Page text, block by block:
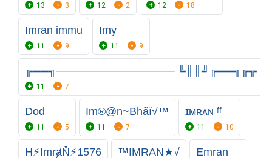
13 3 12 2 12 18
Imran immu
11 9
Imy
11 9
╔══╗─────────────── ╚║║╝╔══╗╔╦
11 7
Dod
11 5
Im®@n~Bhãï√™
11 7
ɪᴍʀᴀɴ ᶠᶠ
11 10
H⚡ImrⱥŇ⚡1576 ™IMRAN★√ Emran